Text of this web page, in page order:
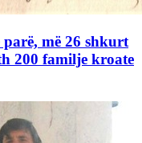
më 26 shkurt
200 familje kroate